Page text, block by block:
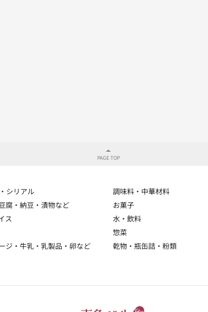
シリアル 調味料・中華材料
腐・納豆・漬物など お菓子
ス 水・飲料
惣菜
ジ・牛乳・乳製品・卵など 乾物・瓶缶詰・粉類